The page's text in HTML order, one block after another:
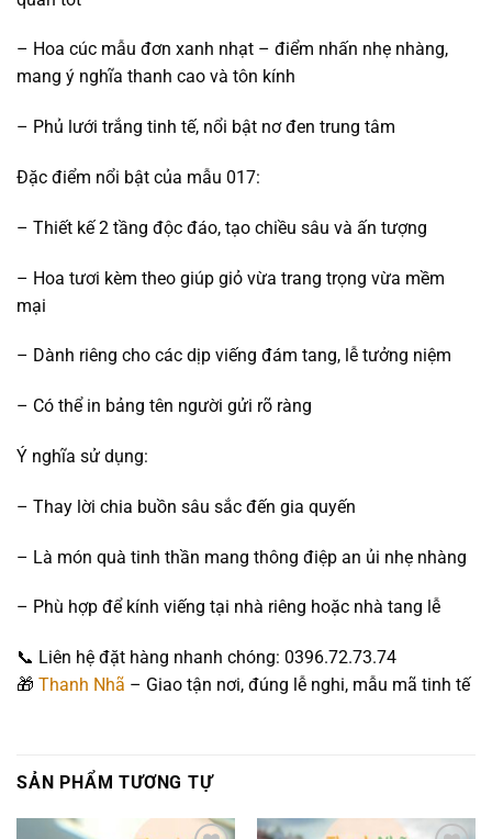
– Hoa cúc mẫu đơn xanh nhạt – điểm nhấn nhẹ nhàng,
mang ý nghĩa thanh cao và tôn kính
– Phủ lưới trắng tinh tế, nổi bật nơ đen trung tâm
Đặc điểm nổi bật của mẫu 017:
– Thiết kế 2 tầng độc đáo, tạo chiều sâu và ấn tượng
– Hoa tươi kèm theo giúp giỏ vừa trang trọng vừa mềm
mại
– Dành riêng cho các dịp viếng đám tang, lễ tưởng niệm
– Có thể in bảng tên người gửi rõ ràng
Ý nghĩa sử dụng:
– Thay lời chia buồn sâu sắc đến gia quyến
– Là món quà tinh thần mang thông điệp an ủi nhẹ nhàng
– Phù hợp để kính viếng tại nhà riêng hoặc nhà tang lễ
📞 Liên hệ đặt hàng nhanh chóng: 0396.72.73.74
🎁 Thanh Nhã – Giao tận nơi, đúng lễ nghi, mẫu mã tinh tế
SẢN PHẨM TƯƠNG TỰ